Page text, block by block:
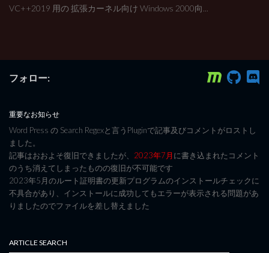
VC++2019 用の 拡張カーネル向け Windows 2000向...
フォロー:
重要なお知らせ
Word Press の Search Regexと言うPluginで記事及びコメントがロストし
ました。
記事はおおよそ復旧できましたが、 2023年7月に書き込まれたコメント
のうち消えてしまったものの復旧が不可能です
2023年5月のルート証明書の更新プログラムのインストールチェックに
不具合があり、インストールに成功してもエラーが表示される問題があ
りましたのでファイルを差し替えました
ARTICLE SEARCH